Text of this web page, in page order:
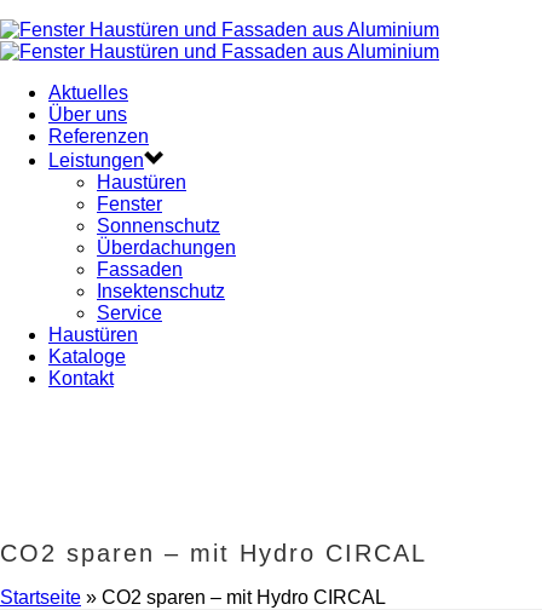
Aktuelles
Über uns
Referenzen
Leistungen
Haustüren
Fenster
Sonnenschutz
Überdachungen
Fassaden
Insektenschutz
Service
Haustüren
Kataloge
Kontakt
CO2 sparen – mit Hydro CIRCAL
Startseite » CO2 sparen – mit Hydro CIRCAL